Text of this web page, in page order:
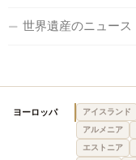
世界遺産のニュース
ヨーロッパ アイスランド
アルメニア
エストニア